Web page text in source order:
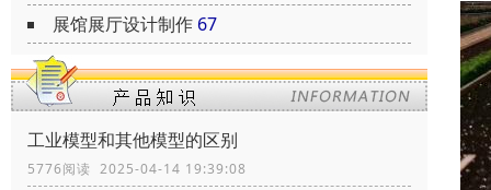
展馆展厅设计制作 67
工业模型和其他模型的区别
5776阅读 2025-04-14 19:39:08